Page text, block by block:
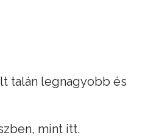
talán legnagyobb és
mint itt.